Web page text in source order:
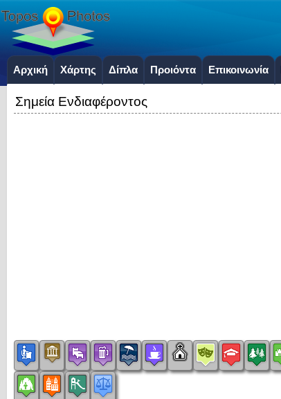
Αρχική Χάρτης Δίπλα Προιόντα Επικοινωνία
Σημεία Ενδιαφέροντος